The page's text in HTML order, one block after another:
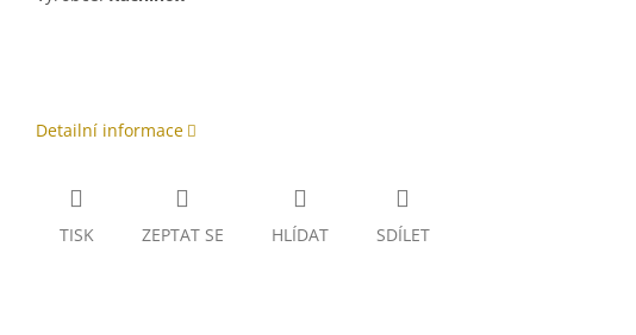
Detailní informace
TISK ZEPTAT SE HLÍDAT SDÍLET